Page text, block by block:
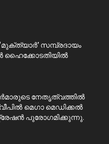
സമ്പ്രദായം
ഹൈക്കോടതിയിൽ
നേതൃത്വത്തിൽ
മെഗാ മെഡിക്കൽ
പുരോഗമിക്കുന്നു.